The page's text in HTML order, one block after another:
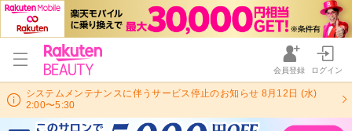
会員登録 ログイン
システムメンテナンスに伴うサービス停止のお知らせ 8月12日 (水)
2:00〜5:30